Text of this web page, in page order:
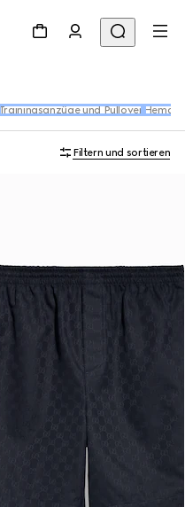
Trainingsanzüge und Pullover Hemden
Filtern und sortieren